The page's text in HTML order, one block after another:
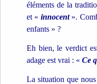
éléments de la
et « innocent».
enfants » ?
Eh bien, le verdict
adage est vrai : « Ce
La situation que